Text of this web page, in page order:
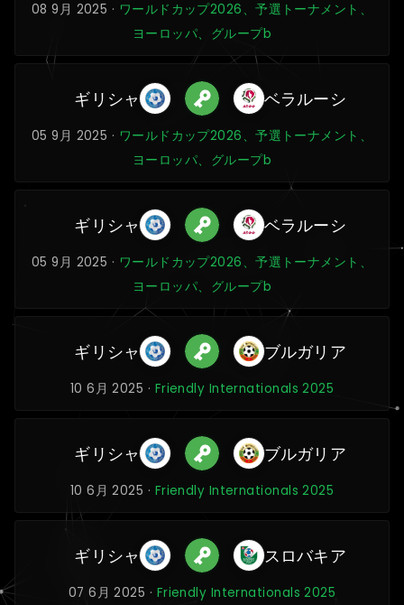
08 9月 2025 · ワールドカップ2026、予選トーナメント、
ヨーロッパ、グループb
ギリシャ ベラルーシ
05 9月 2025 · ワールドカップ2026、予選トーナメント、
ヨーロッパ、グループb
ギリシャ ベラルーシ
05 9月 2025 · ワールドカップ2026、予選トーナメント、
ヨーロッパ、グループb
ギリシャ ブルガリア
10 6月 2025 · Friendly Internationals 2025
ギリシャ ブルガリア
10 6月 2025 · Friendly Internationals 2025
ギリシャ スロバキア
07 6月 2025 · Friendly Internationals 2025